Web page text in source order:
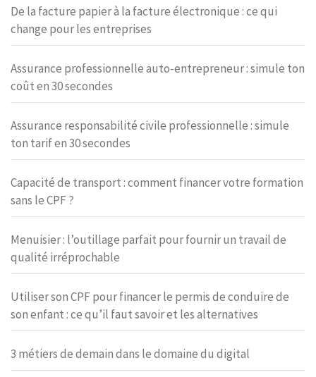
De la facture papier à la facture électronique : ce qui
change pour les entreprises
Assurance professionnelle auto-entrepreneur : simule ton
coût en 30 secondes
Assurance responsabilité civile professionnelle : simule
ton tarif en 30 secondes
Capacité de transport : comment financer votre formation
sans le CPF ?
Menuisier : l’outillage parfait pour fournir un travail de
qualité irréprochable
Utiliser son CPF pour financer le permis de conduire de
son enfant : ce qu’il faut savoir et les alternatives
3 métiers de demain dans le domaine du digital